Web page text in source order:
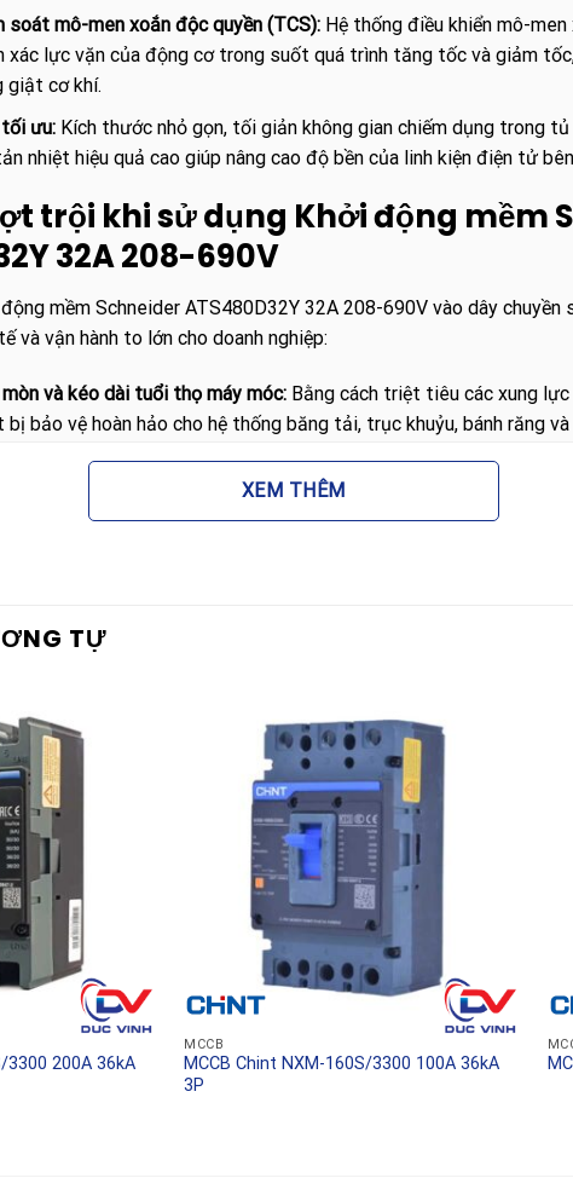
soát mô-men xoắn độc quyền (TCS): Hệ thống điều khiển mô-
xác lực vặn của động cơ trong suốt quá trình tăng tốc và giảm
giật cơ khí.
ưu: Kích thước nhỏ gọn, tối giản không gian chiếm dụng trong
nhiệt hiệu quả cao giúp nâng cao độ bền của linh kiện điện tử
trội khi sử dụng Khởi động mềm
32A 208-690V
mềm Schneider ATS480D32Y 32A 208-690V vào dây chuyền
và vận hành to lớn cho doanh nghiệp:
và kéo dài tuổi thọ máy móc: Bằng cách triệt tiêu các xung
bảo vệ hoàn hảo cho hệ thống băng tải, trục khuỷu, bánh răng
Hạn chế dòng dòng điện đỉnh khi khởi động động
nội bộ, đảm bảo các thiết bị điện tử nhạy cảm khác trong hệ
tượng búa nước (water hammer) gây vỡ đường ống hoặc hư hại
thực tế trong các ngành công
độ tin cậy vượt trội, Khởi động mềm Schneider ATS480D32Y
trong nhiều lĩnh vực công nghiệp quan trọng:
nước và xử lý nước thải:
Điều khiển các dòng bơm ly tâm, bơm
điện năng tiêu thụ.
và điều hòa không khí (HVAC):
Giúp các quạt hút công suất
ồn lớn hay ảnh hưởng cơ học đến cánh quạt.
tải và vận chuyển vật liệu:Đảm bảo hàng hóa trên băng chuyền
XEM THÊM
TỰ
3300 200A 36kA
MCCB
MCCB Chint NXM-160S/3300 100A 36kA
3P